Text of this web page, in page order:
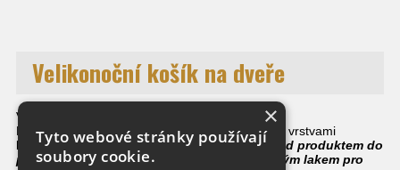
Velikonoční košík na dveře
Velikonoční košík na dveře.
Pro venkovní použití bude košík ošetřen dvěma vrstvami
bezbarvého laku- prosím zadejte v košíku pod produktem do
poznámky, zda chcete
košík ošetřit bezbarvým lakem pro
×
Tyto webové stránky používají
soubory cookie.